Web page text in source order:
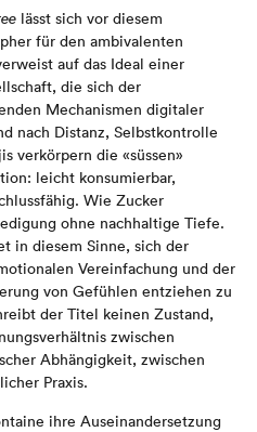
lässt sich vor diesem
für den ambivalenten
auf das Ideal einer
die sich der
Mechanismen digitaler
nach Distanz, Selbstkontrolle
verkörpern die «süssen»
leicht konsumierbar,
Wie Zucker
ohne nachhaltige Tiefe.
in diesem Sinne, sich der
Vereinfachung und der
von Gefühlen entziehen zu
der Titel keinen Zustand,
zwischen
Abhängigkeit, zwischen
Praxis.
ihre Auseinandersetzung